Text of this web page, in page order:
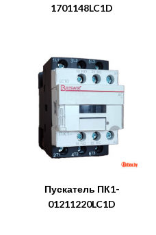
1701148LC1D
Пускатель ПК1-
01211220LC1D